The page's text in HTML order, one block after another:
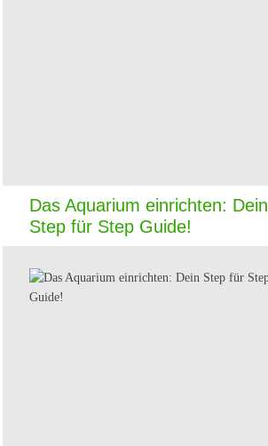
Das Aquarium einrichten: Dein
Step für Step Guide!